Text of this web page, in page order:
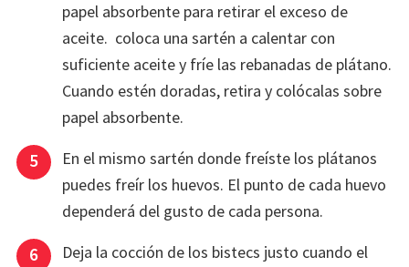
papel absorbente para retirar el exceso de
aceite. coloca una sartén a calentar con
suficiente aceite y fríe las rebanadas de plátano.
Cuando estén doradas, retira y colócalas sobre
papel absorbente.
En el mismo sartén donde freíste los plátanos
puedes freír los huevos. El punto de cada huevo
dependerá del gusto de cada persona.
Deja la cocción de los bistecs justo cuando el